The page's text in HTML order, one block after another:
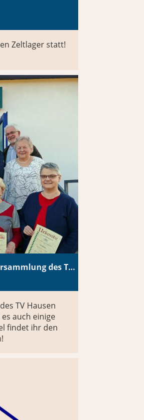
Zeltlager statt!
Vielfältige Angebote - Artikel zur Jahreshauptversammlung des TV Hausen
TV Hausen
auch einige
findet ihr den